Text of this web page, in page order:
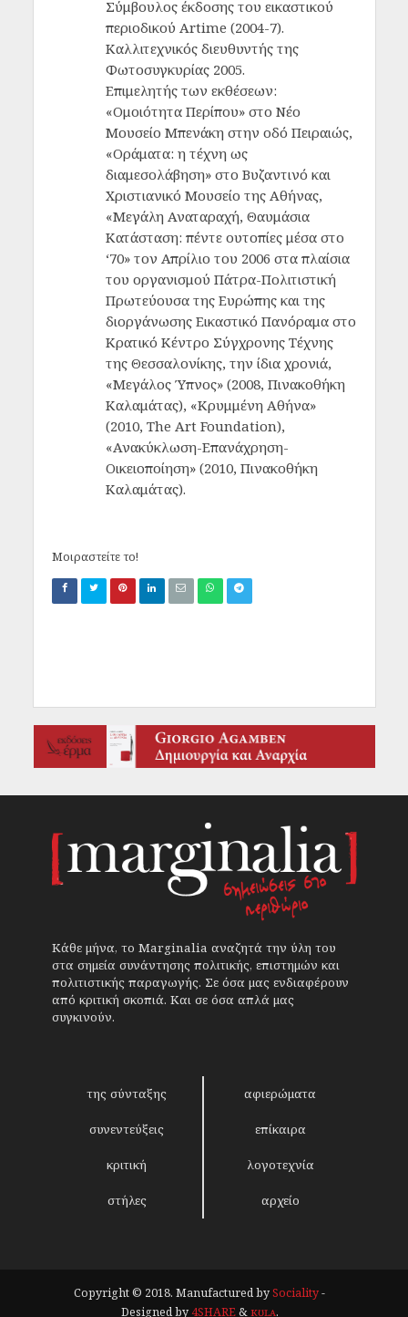
Σύμβουλος έκδοσης του εικαστικού
περιοδικού Artime (2004-7).
Καλλιτεχνικός διευθυντής της
Φωτοσυγκυρίας 2005.
Επιμελητής των εκθέσεων:
«Ομοιότητα Περίπου» στο Νέο
Μουσείο Μπενάκη στην οδό Πειραιώς,
«Οράματα: η τέχνη ως
διαμεσολάβηση» στο Βυζαντινό και
Χριστιανικό Μουσείο της Αθήνας,
«Μεγάλη Αναταραχή, Θαυμάσια
Κατάσταση: πέντε ουτοπίες μέσα στο
‘70» τον Απρίλιο του 2006 στα πλαίσια
του οργανισμού Πάτρα-Πολιτιστική
Πρωτεύουσα της Ευρώπης και της
διοργάνωσης Εικαστικό Πανόραμα στο
Κρατικό Κέντρο Σύγχρονης Τέχνης
της Θεσσαλονίκης, την ίδια χρονιά,
«Μεγάλος Ύπνος» (2008, Πινακοθήκη
Καλαμάτας), «Κρυμμένη Αθήνα»
(2010, The Art Foundation),
«Ανακύκλωση-Επανάχρηση-
Οικειοποίηση» (2010, Πινακοθήκη
Καλαμάτας).
Μοιραστείτε το!
Κάθε μήνα, το Marginalia αναζητά την ύλη του
στα σημεία συνάντησης πολιτικής, επιστημών και
πολιτιστικής παραγωγής. Σε όσα μας ενδιαφέρουν
από κριτική σκοπιά. Και σε όσα απλά μας
συγκινούν.
της σύνταξης αφιερώματα
συνεντεύξεις επίκαιρα
κριτική λογοτεχνία
στήλες αρχείο
Copyright © 2018. Manufactured bySociality-
Designed by4SHARE&кʊʟᴀ.